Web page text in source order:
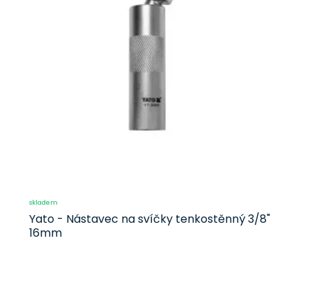
skladem
Yato - Nástavec na svíčky tenkostěnný 3/8"
16mm